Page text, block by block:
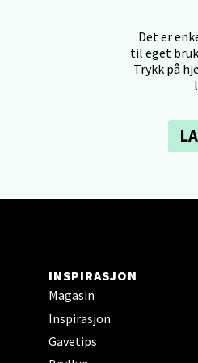
Det er
til eget
Trykk på
INSPIRASJON
Magasin
Inspirasjon
Gavetips